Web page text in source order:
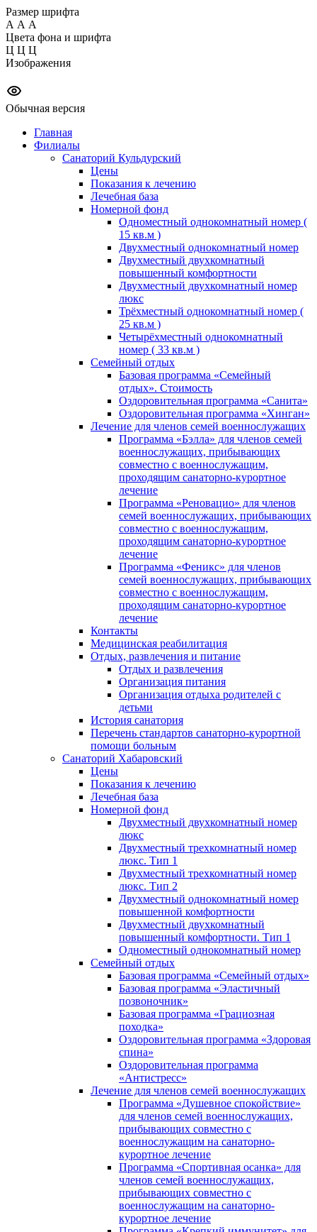
Размер шрифта
А А А
Цвета фона и шрифта
Ц Ц Ц
Изображения
Обычная версия
Главная
Филиалы
Санаторий Кульдурский
Цены
Показания к лечению
Лечебная база
Номерной фонд
Одноместный однокомнатный номер (
15 кв.м )
Двухместный однокомнатный номер
Двухместный двухкомнатный
повышенный комфортности
Двухместный двухкомнатный номер
люкс
Трёхместный однокомнатный номер (
25 кв.м )
Четырёхместный однокомнатный
номер ( 33 кв.м )
Семейный отдых
Базовая программа «Семейный
отдых». Стоимость
Оздоровительная программа «Санита»
Оздоровительная программа «Хинган»
Лечение для членов семей военнослужащих
Программа «Бэлла» для членов семей
военнослужащих, прибывающих
совместно с военнослужащим,
проходящим санаторно-курортное
лечение
Программа «Реновацио» для членов
семей военнослужащих, прибывающих
совместно с военнослужащим,
проходящим санаторно-курортное
лечение
Программа «Феникс» для членов
семей военнослужащих, прибывающих
совместно с военнослужащим,
проходящим санаторно-курортное
лечение
Контакты
Медицинская реабилитация
Отдых, развлечения и питание
Отдых и развлечения
Организация питания
Организация отдыха родителей с
детьми
История санатория
Перечень стандартов санаторно-курортной
помощи больным
Санаторий Хабаровский
Цены
Показания к лечению
Лечебная база
Номерной фонд
Двухместный двухкомнатный номер
люкс
Двухместный трехкомнатный номер
люкс. Тип 1
Двухместный трехкомнатный номер
люкс. Тип 2
Двухместный однокомнатный номер
повышенной комфортности
Двухместный двухкомнатный
повышенный комфортности. Тип 1
Одноместный однокомнатный номер
Семейный отдых
Базовая программа «Семейный отдых»
Базовая программа «Эластичный
позвоночник»
Базовая программа «Грациозная
походка»
Оздоровительная программа «Здоровая
спина»
Оздоровительная программа
«Антистресс»
Лечение для членов семей военнослужащих
Программа «Душевное спокойствие»
для членов семей военнослужащих,
прибывающих совместно с
военнослужащим на санаторно-
курортное лечение
Программа «Спортивная осанка» для
членов семей военнослужащих,
прибывающих совместно с
военнослужащим на санаторно-
курортное лечение